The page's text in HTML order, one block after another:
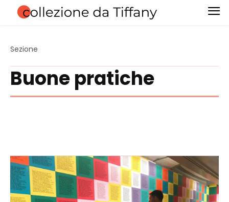
Sezione
Buone pratiche